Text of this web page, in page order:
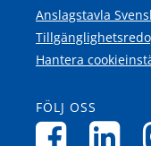
Anslagstavla
Hantera
FÖLJ OSS